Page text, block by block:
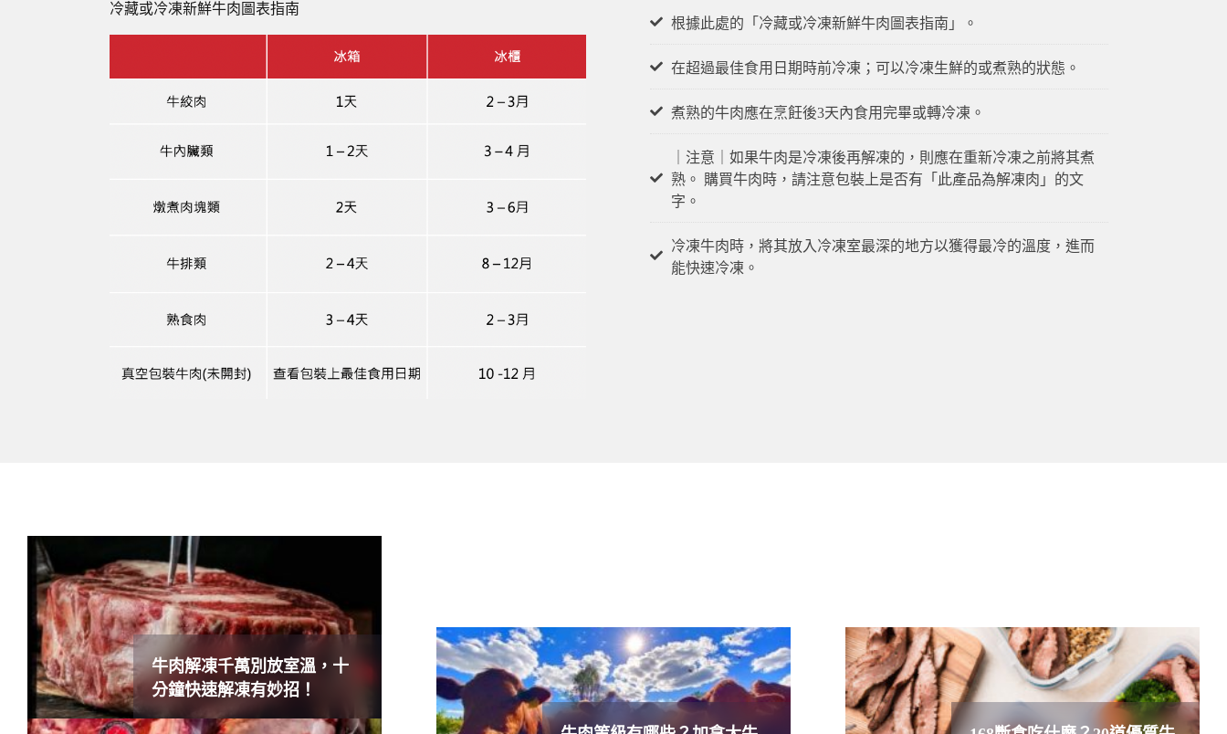
冷藏或冷凍新鮮牛肉圖表指南
根據此處的「冷藏或冷凍新鮮牛肉圖表指南」。
在超過最佳食用日期時前冷凍；可以冷凍生鮮的或煮熟的狀態。
煮熟的牛肉應在烹飪後3天內食用完畢或轉冷凍。
｜注意｜如果牛肉是冷凍後再解凍的，則應在重新冷凍之前將其煮
熟。 購買牛肉時，請注意包裝上是否有「此產品為解凍肉」的文
字。
冷凍牛肉時，將其放入冷凍室最深的地方以獲得最冷的溫度，進而
能快速冷凍。
牛肉解凍千萬別放室溫，十
分鐘快速解凍有妙招！